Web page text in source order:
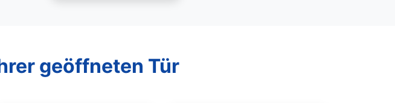
geöffneten Tür